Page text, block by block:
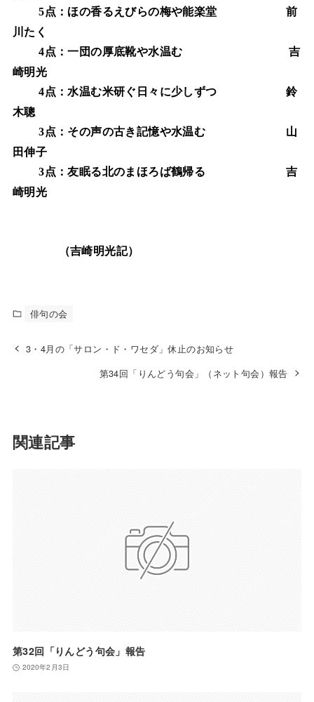
5点：ほの香るえびらの梅や能楽堂
前
川たく
4点：一団の厚底靴や水温む
吉
崎明光
4点：水温む米研ぐ日々に少しずつ 鈴
木聰
3点：その声の古き記憶や水温む 山
田伸子
3点：友眠る北のまほろば鶴帰る 吉
崎明光
（吉崎明光記）
俳句の会
3・4月の「サロン・ド・ワセダ」休止のお知らせ
第34回「りんどう句会」（ネット句会）報告
関連記事
第32回「りんどう句会」報告
2020年2月3日